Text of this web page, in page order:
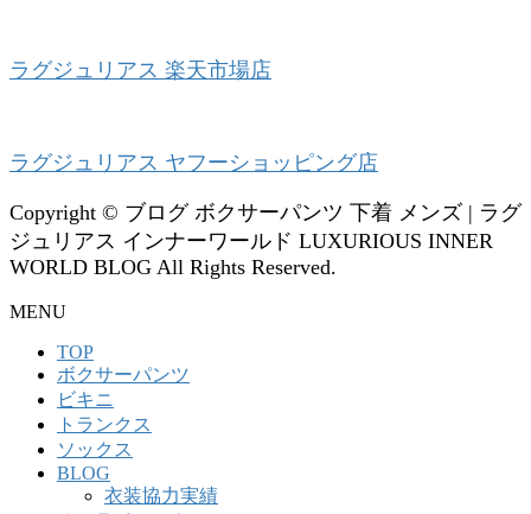
ラグジュリアス 楽天市場店
ラグジュリアス ヤフーショッピング店
Copyright © ブログ ボクサーパンツ 下着 メンズ | ラグ
ジュリアス インナーワールド LUXURIOUS INNER
WORLD BLOG All Rights Reserved.
MENU
TOP
ボクサーパンツ
ビキニ
トランクス
ソックス
BLOG
衣装協力実績